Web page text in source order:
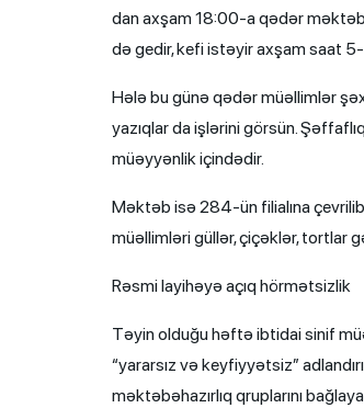
dan axşam 18:00-a qədər
də gedir, kefi istəyir axşam saat
Hələ bu günə qədər müəllimlər
yazıqlar da işlərini görsün.
müəyyənlik içindədir.
Məktəb isə 284-ün filialına
müəllimləri güllər, çiçəklər, tortlar
Rəsmi layihəyə açıq hörmətsizlik
Təyin olduğu həftə ibtidai sinif
“yararsız və keyfiyyətsiz”
məktəbəhazırlıq qruplarını